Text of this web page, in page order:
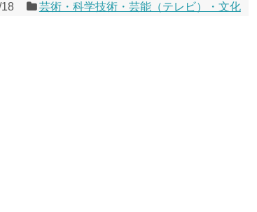
芸術・科学技術・芸能（テレビ）・文化